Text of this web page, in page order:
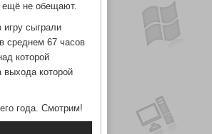
ещё не обещают.
игру сыграли
среднем 67 часов
которой
выхода которой
года. Смотрим!